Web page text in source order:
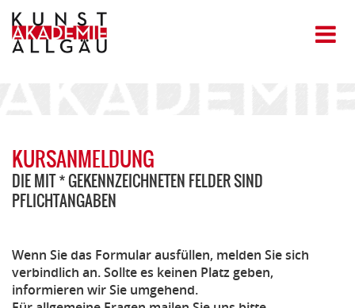
KURSANMELDUNG
DIE MIT * GEKENNZEICHNETEN FELDER SIND
PFLICHTANGABEN
Wenn Sie das Formular ausfüllen, melden Sie sich
verbindlich an. Sollte es keinen Platz geben,
informieren wir Sie umgehend.